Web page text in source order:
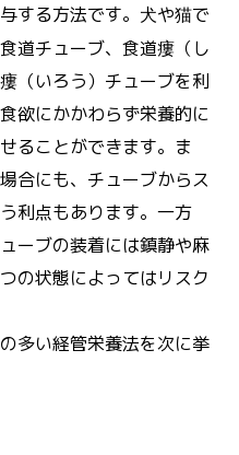
する方法です。
犬や猫で
道チューブ、食道瘻（し
（いろう）チューブを利
欲にかかわらず栄養的に
ることができます。ま
合にも、チューブからス
利点もあります。一方
ーブの装着には鎮静や麻
の状態によってはリスク
多い経管栄養法を次に挙